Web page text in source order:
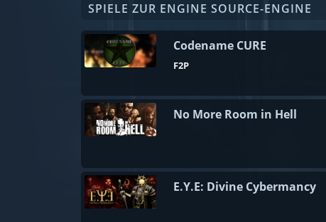
SPIELE ZUR ENGINE SOURCE-ENGINE
Codename CURE
F2P
No More Room in Hell
E.Y.E: Divine Cybermancy